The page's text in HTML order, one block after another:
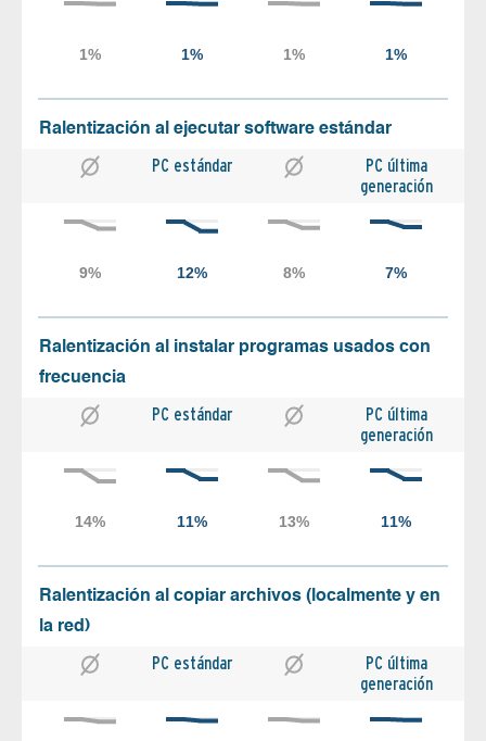
Ralentización al ejecutar software estándar
PC estándar
PC última
generación
Ralentización al instalar programas usados con
frecuencia
PC estándar
PC última
generación
Ralentización al copiar archivos (localmente y en
la red)
PC estándar
PC última
generación